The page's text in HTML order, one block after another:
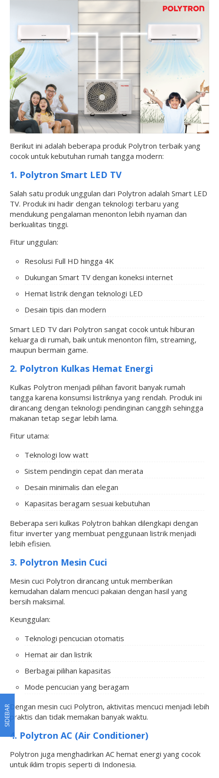
Berikut ini adalah beberapa produk Polytron terbaik yang
cocok untuk kebutuhan rumah tangga modern:
1. Polytron Smart LED TV
Salah satu produk unggulan dari Polytron adalah Smart LED
TV. Produk ini hadir dengan teknologi terbaru yang
mendukung pengalaman menonton lebih nyaman dan
berkualitas tinggi.
Fitur unggulan:
Resolusi Full HD hingga 4K
Dukungan Smart TV dengan koneksi internet
Hemat listrik dengan teknologi LED
Desain tipis dan modern
Smart LED TV dari Polytron sangat cocok untuk hiburan
keluarga di rumah, baik untuk menonton film, streaming,
maupun bermain game.
2. Polytron Kulkas Hemat Energi
Kulkas Polytron menjadi pilihan favorit banyak rumah
tangga karena konsumsi listriknya yang rendah. Produk ini
dirancang dengan teknologi pendinginan canggih sehingga
makanan tetap segar lebih lama.
Fitur utama:
Teknologi low watt
Sistem pendingin cepat dan merata
Desain minimalis dan elegan
Kapasitas beragam sesuai kebutuhan
Beberapa seri kulkas Polytron bahkan dilengkapi dengan
fitur inverter yang membuat penggunaan listrik menjadi
lebih efisien.
3. Polytron Mesin Cuci
Mesin cuci Polytron dirancang untuk memberikan
kemudahan dalam mencuci pakaian dengan hasil yang
bersih maksimal.
Keunggulan:
Teknologi pencucian otomatis
Hemat air dan listrik
Berbagai pilihan kapasitas
Mode pencucian yang beragam
Dengan mesin cuci Polytron, aktivitas mencuci menjadi lebih
praktis dan tidak memakan banyak waktu.
4. Polytron AC (Air Conditioner)
Polytron juga menghadirkan AC hemat energi yang cocok
untuk iklim tropis seperti di Indonesia.
SIDEBAR